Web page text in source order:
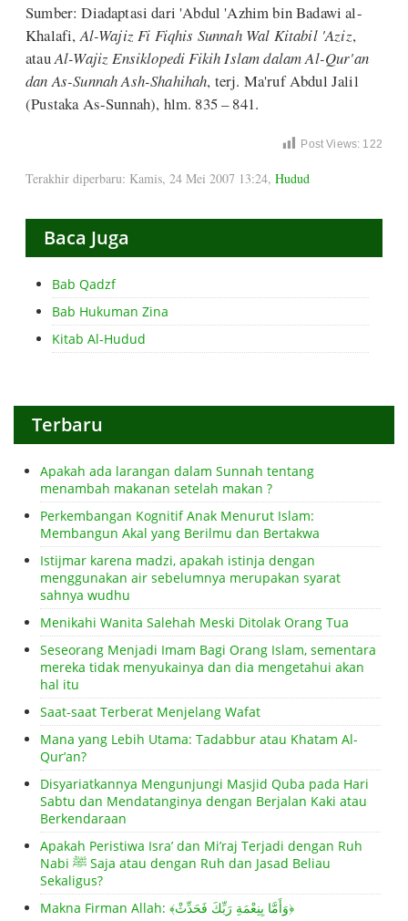
Sumber: Diadaptasi dari 'Abdul 'Azhim bin Badawi al-
Khalafi,Al-Wajiz Fi Fiqhis Sunnah Wal Kitabil 'Aziz,
atauAl-Wajiz Ensiklopedi Fikih Islam dalam Al-Qur'an
dan As-Sunnah Ash-Shahihah, terj. Ma'ruf Abdul Jalil
(Pustaka As-Sunnah), hlm. 835 – 841.
Post Views: 122
Terakhir diperbaru: Kamis, 24 Mei 2007 13:24, Hudud
Baca Juga
Bab Qadzf
Bab Hukuman Zina
Kitab Al-Hudud
Terbaru
Apakah ada larangan dalam Sunnah tentang
menambah makanan setelah makan ?
Perkembangan Kognitif Anak Menurut Islam:
Membangun Akal yang Berilmu dan Bertakwa
Istijmar karena madzi, apakah istinja dengan
menggunakan air sebelumnya merupakan syarat
sahnya wudhu
Menikahi Wanita Salehah Meski Ditolak Orang Tua
Seseorang Menjadi Imam Bagi Orang Islam, sementara
mereka tidak menyukainya dan dia mengetahui akan
hal itu
Saat-saat Terberat Menjelang Wafat
Mana yang Lebih Utama: Tadabbur atau Khatam Al-
Qur’an?
Disyariatkannya Mengunjungi Masjid Quba pada Hari
Sabtu dan Mendatanginya dengan Berjalan Kaki atau
Berkendaraan
Apakah Peristiwa Isra’ dan Mi’raj Terjadi dengan Ruh
Nabi ﷺ Saja atau dengan Ruh dan Jasad Beliau
Sekaligus?
Makna Firman Allah: ﴾وَأَمَّا بِنِعْمَةِ رَبِّكَ فَحَدِّثْ﴿